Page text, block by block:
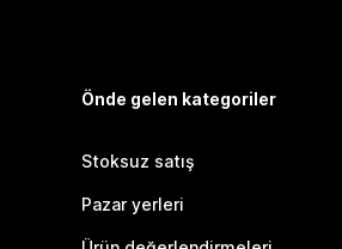
Önde gelen kategoriler
Stoksuz satış
Pazar yerleri